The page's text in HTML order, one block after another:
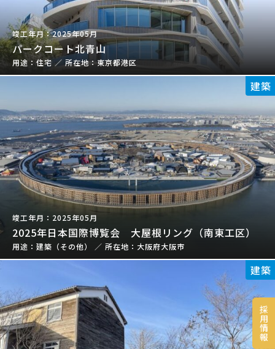
採
用
情
報
2025年05月
パークコート北青山
住宅 ／ 東京都港区
建築
2025年05月
2025年日本国際博覧会 大屋根リング（南東工区）
建築（その他） ／ 大阪府大阪市
建築